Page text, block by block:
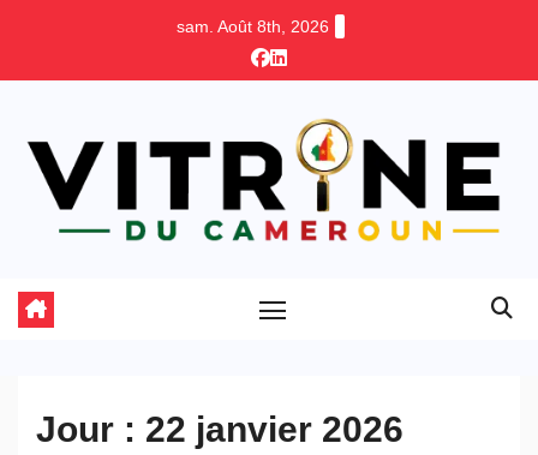
sam. Août 8th, 2026
Jour : 22 janvier 2026